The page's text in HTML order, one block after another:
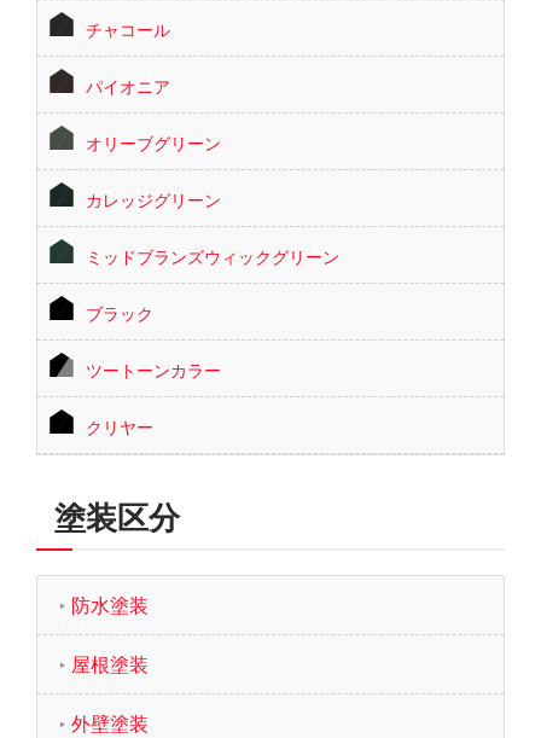
チャコール
パイオニア
オリーブグリーン
カレッジグリーン
ミッドブランズウィックグリーン
ブラック
ツートーンカラー
クリヤー
塗装区分
防水塗装
屋根塗装
外壁塗装